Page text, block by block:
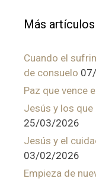
Más
Cuando el
de consuelo
Paz que vence
Jesús y los que
25/03/2026
Jesús y el
03/02/2026
Empieza de